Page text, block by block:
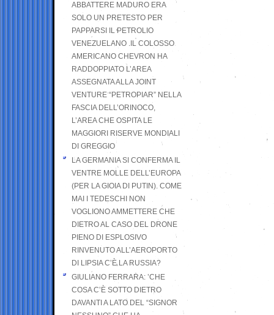
ABBATTERE MADURO ERA
SOLO UN PRETESTO PER
PAPPARSI IL PETROLIO
VENEZUELANO .IL COLOSSO
AMERICANO CHEVRON HA
RADDOPPIATO L’AREA
ASSEGNATA ALLA JOINT
VENTURE “PETROPIAR” NELLA
FASCIA DELL’ORINOCO,
L’AREA CHE OSPITA LE
MAGGIORI RISERVE MONDIALI
DI GREGGIO
LA GERMANIA SI CONFERMA IL
VENTRE MOLLE DELL’EUROPA
(PER LA GIOIA DI PUTIN). COME
MAI I TEDESCHI NON
VOGLIONO AMMETTERE CHE
DIETRO AL CASO DEL DRONE
PIENO DI ESPLOSIVO
RINVENUTO ALL’AEROPORTO
DI LIPSIA C’È LA RUSSIA?
GIULIANO FERRARA: ’CHE
COSA C’È SOTTO DIETRO
DAVANTI A LATO DEL “SIGNOR